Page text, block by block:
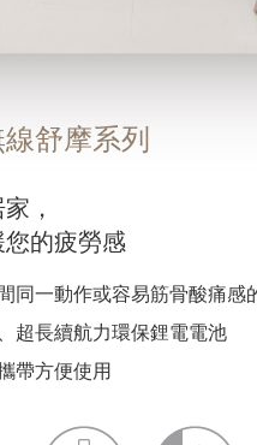
舒摩系列
，
的疲勞感
同一動作或容易筋骨酸痛感
超長續航力環保鋰電電池
帶方便使用